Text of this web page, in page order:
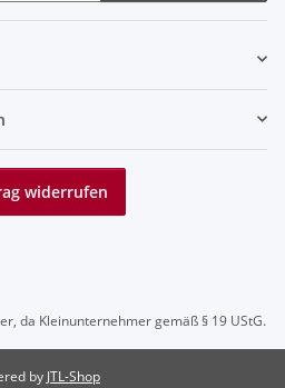
widerrufen
da Kleinunternehmer gemäß § 19 UStG.
by JTL-Shop